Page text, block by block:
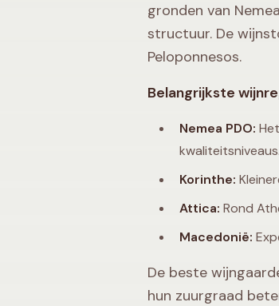
gronden van
structuur. De
Peloponnesos.
Belangrijkste
Nemea PDO:
Korinthe:
Attica: Rond
Macedonië:
De beste
hun zuurgraad